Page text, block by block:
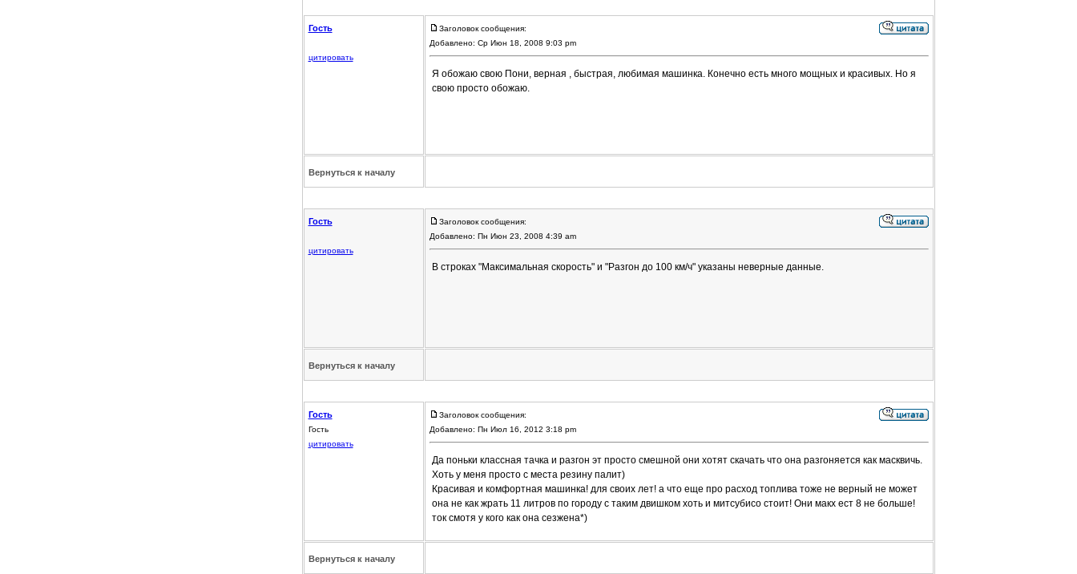
Гость
цитировать
Заголовок сообщения:
Добавлено: Ср Июн 18, 2008 9:03 pm
Я обожаю свою Пони, верная , быстрая, любимая машинка. Конечно есть много мощных и красивых. Но я
свою просто обожаю.
Вернуться к началу
Гость
цитировать
Заголовок сообщения:
Добавлено: Пн Июн 23, 2008 4:39 am
В строках "Максимальная скорость" и "Разгон до 100 км/ч" указаны неверные данные.
Вернуться к началу
Гость
Гость
цитировать
Заголовок сообщения:
Добавлено: Пн Июл 16, 2012 3:18 pm
Да поньки классная тачка и разгон эт просто смешной они хотят скачать что она разгоняется как масквичь.
Хоть у меня просто с места резину палит)
Красивая и комфортная машинка! для своих лет! а что еще про расход топлива тоже не верный не может
она не как жрать 11 литров по городу с таким двишком хоть и митсубисо стоит! Они макх ест 8 не больше!
ток смотя у кого как она сезжена*)
Вернуться к началу